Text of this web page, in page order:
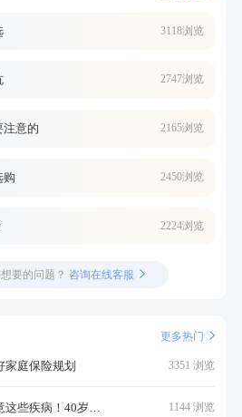
3118浏览
2747浏览
注意的 2165浏览
购 2450浏览
2224浏览
要的问题？ 咨询在线客服
更多热门
家庭保险规划 3351 浏览
的这个疾病最需要注意！ 1144 浏览